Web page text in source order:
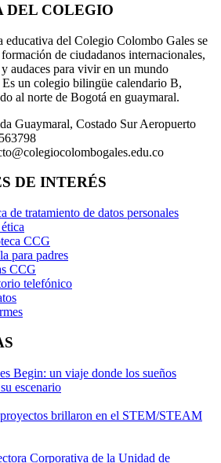
DEL COLEGIO
educativa del Colegio Colombo Gales se
de ciudadanos internacionales,
audaces para vivir en un mundo
un colegio bilingüe calendario B,
al norte de Bogotá en guaymaral.
Guaymaral, Costado Sur Aeropuerto
DE INTERÉS
de tratamiento de datos personales
CCG
para padres
CCG
telefónico
Begin: un viaje donde los sueños
escenario
brillaron en el STEM/STEAM
Corporativa de la Unidad de